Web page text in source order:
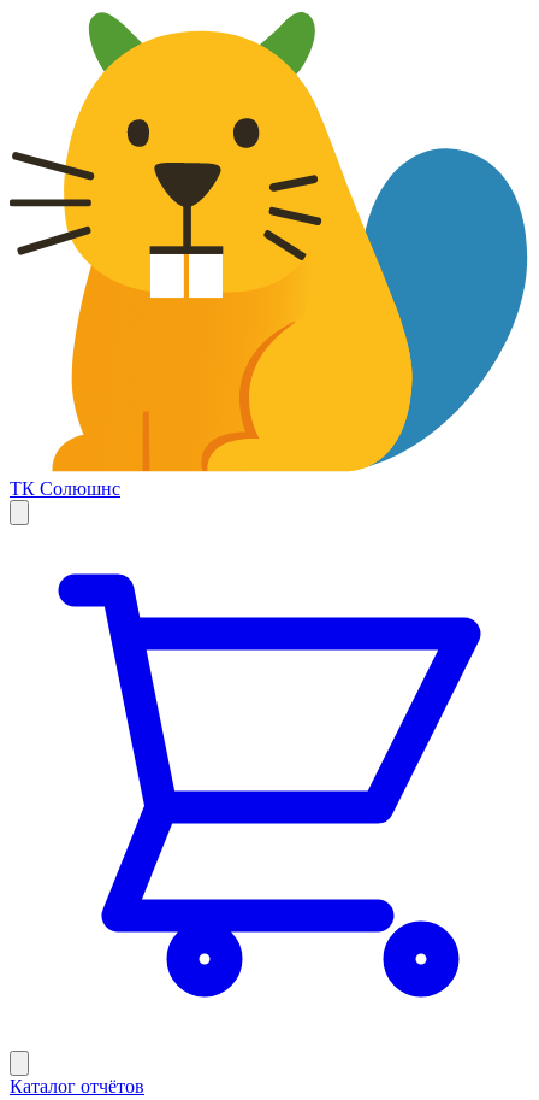
ТК Солюшнс
Каталог отчётов